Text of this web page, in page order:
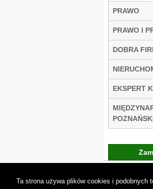
PRAWO
PRAWO I
DOBRA
EKSPERT
Ta strona używa plików cookies i podobnych